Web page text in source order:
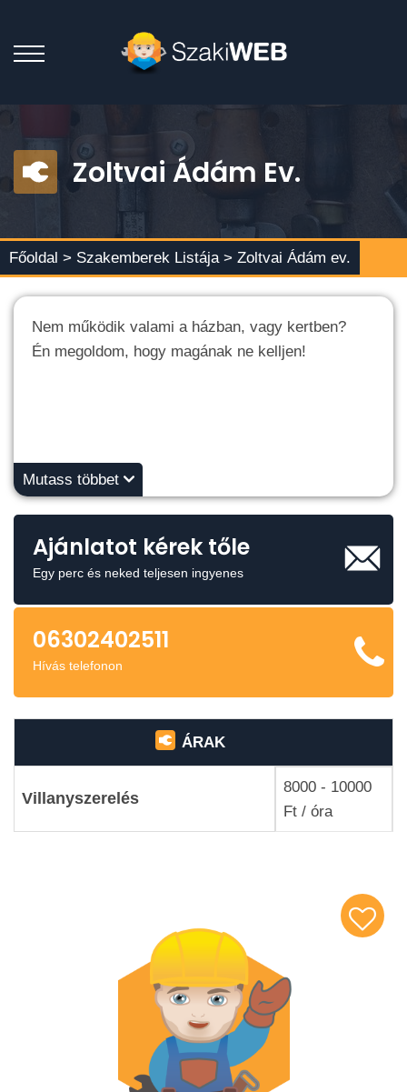
Zoltvai Ádám Ev.
Főoldal > Szakemberek Listája > Zoltvai Ádám ev.
Nem működik valami a házban, vagy kertben?
Én megoldom, hogy magának ne kelljen!
Mutass többet
Ajánlatot kérek tőle
Egy perc és neked teljesen ingyenes
06302402511
Hívás telefonon
ÁRAK
Villanyszerelés
8000 - 10000
Ft / óra